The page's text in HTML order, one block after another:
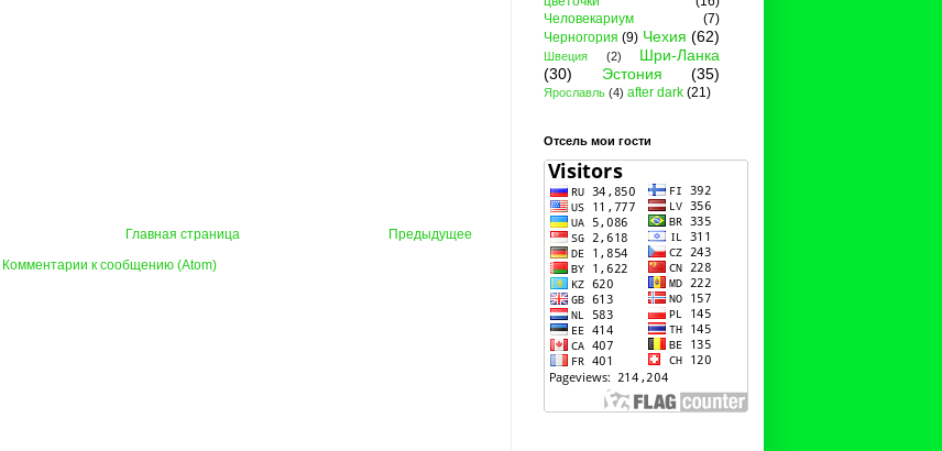
Предыдущее
Главная страница
Комментарии к сообщению (Atom)
Человекариум
(7)
Черногория (9) Чехия (62)
Швеция (2)
Шри-Ланка
(30)
Эстония (35)
Ярославль (4) after dark (21)
Отсель мои гости